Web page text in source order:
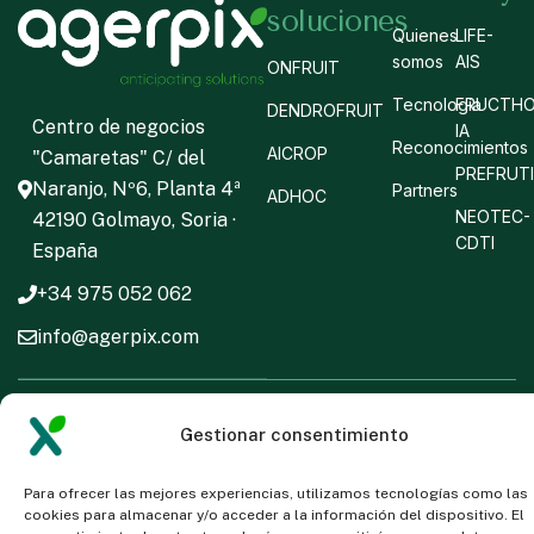
Gestionar consentimiento
Para ofrecer las mejores experiencias, utilizamos tecnologías como las
cookies para almacenar y/o acceder a la información del dispositivo. El
Centro de negocios
"Camaretas" C/ del
Naranjo, Nº6, Planta 4ª
42190 Golmayo, Soria ·
España
+34 975 052 062
info@agerpix.com
soluciones
ONFRUIT
DENDROFRUIT
AICROP
ADHOC
Quienes
somos
Tecnología
Reconocimientos
Partners
LIFE-
AIS
IA
NEOTEC-
CDTI
Copyright ©
Agerpix | Todos los
Legalde
de